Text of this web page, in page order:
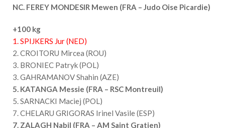
NC. FEREY MONDESIR Mewen (FRA – Judo Oise Picardie)
+100 kg
1. SPIJKERS Jur (NED)
2. CROITORU Mircea (ROU)
3. BRONIEC Patryk (POL)
3. GAHRAMANOV Shahin (AZE)
5. KATANGA Messie (FRA – RSC Montreuil)
5. SARNACKI Maciej (POL)
7. CHELARU GRIGORAS Irinel Vasile (ESP)
7. ZALAGH Nabil (FRA – AM Saint Gratien)